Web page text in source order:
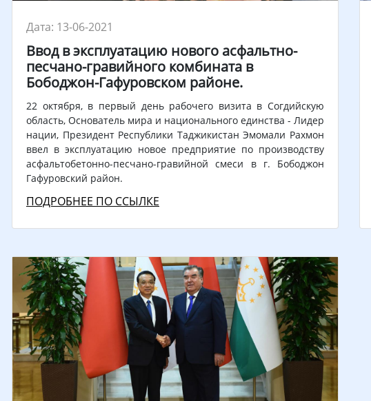
Дата: 13-06-2021
Ввод в эксплуатацию нового асфальтно-
песчано-гравийного комбината в
Бободжон-Гафуровском районе.
22 октября, в первый день рабочего визита в Согдийскую
область, Основатель мира и национального единства - Лидер
нации, Президент Республики Таджикистан Эмомали Рахмон
ввел в эксплуатацию новое предприятие по производству
асфальтобетонно-песчано-гравийной смеси в г. Бободжон
Гафуровский район.
ПОДРОБНЕЕ ПО ССЫЛКЕ